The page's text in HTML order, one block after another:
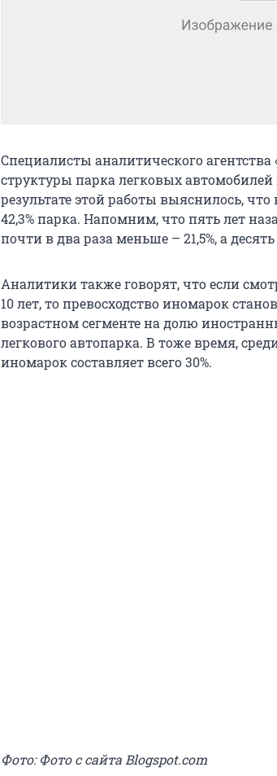
Специалисты аналитического агентства
структуры парка легковых автомобилей
результате этой работы выяснилось,
42,3% парка. Напомним, что пять лет
почти в два раза меньше – 21,5%, а
Аналитики также говорят, что если
10 лет, то превосходство иномарок
возрастном сегменте на долю
легкового автопарка. В тоже время,
иномарок составляет всего 30%.
Фото: Фото с сайта Blogspot.com